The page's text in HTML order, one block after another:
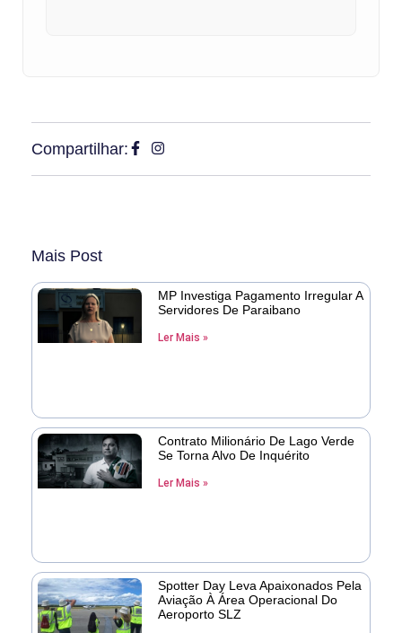
Compartilhar:
Mais Post
MP Investiga Pagamento Irregular A
Servidores De Paraibano
Ler Mais »
Contrato Milionário De Lago Verde
Se Torna Alvo De Inquérito
Ler Mais »
Spotter Day Leva Apaixonados Pela
Aviação À Área Operacional Do
Aeroporto SLZ